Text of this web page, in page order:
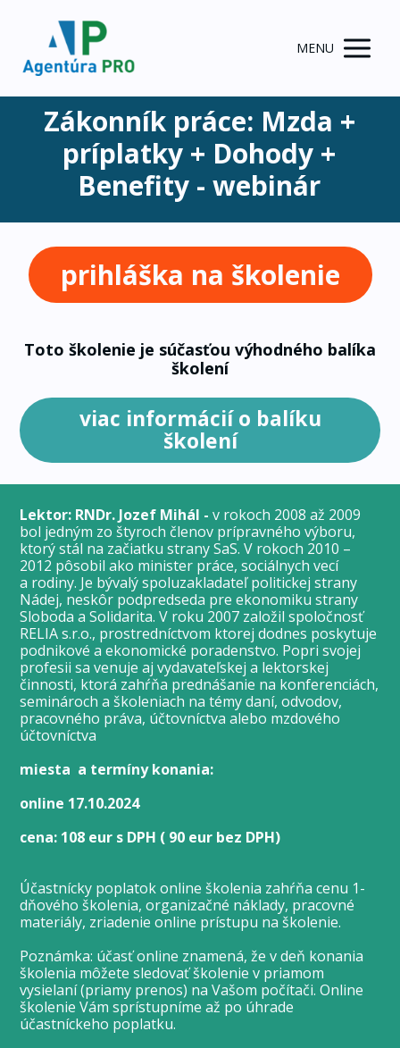
MENU
Zákonník práce: Mzda +
príplatky + Dohody +
Benefity - webinár
prihláška na školenie
Toto školenie je súčasťou výhodného balíka
školení
viac informácií o balíku
školení
Lektor: RNDr. Jozef Mihál - v rokoch 2008 až 2009
bol jedným zo štyroch členov prípravného výboru,
ktorý stál na začiatku strany SaS. V rokoch 2010 –
2012 pôsobil ako minister práce, sociálnych vecí
a rodiny. Je bývalý spoluzakladateľ politickej strany
Nádej, neskôr podpredseda pre ekonomiku strany
Sloboda a Solidarita. V roku 2007 založil spoločnosť
RELIA s.r.o., prostredníctvom ktorej dodnes poskytuje
podnikové a ekonomické poradenstvo. Popri svojej
profesii sa venuje aj vydavateľskej a lektorskej
činnosti, ktorá zahŕňa prednášanie na konferenciách,
seminároch a školeniach na témy daní, odvodov,
pracovného práva, účtovníctva alebo mzdového
účtovníctva
miesta a termíny konania:
online 17.10.2024
cena: 108 eur s DPH ( 90 eur bez DPH)
Účastnícky poplatok online školenia zahŕňa cenu 1-
dňového školenia, organizačné náklady, pracovné
materiály, zriadenie online prístupu na školenie.
Poznámka: účasť online znamená, že v deň konania
školenia môžete sledovať školenie v priamom
vysielaní (priamy prenos) na Vašom počítači. Online
školenie Vám sprístupníme až po úhrade
účastníckeho poplatku.